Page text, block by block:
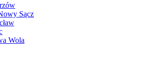
Sącz
Wola